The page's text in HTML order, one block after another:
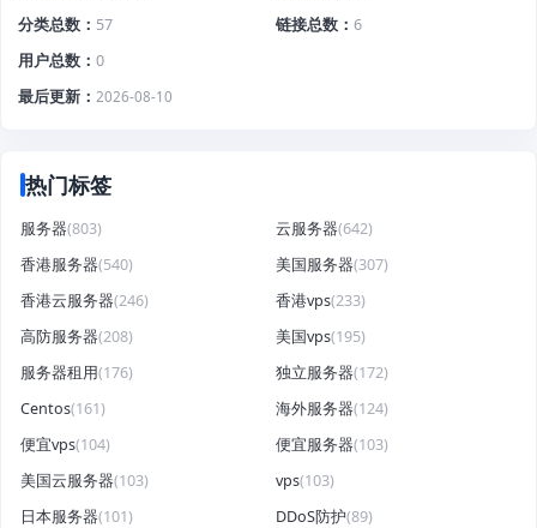
分类总数
57 链接总数
6
用户总数
0
最后更新
2026-08-10
热门标签
服务器(803) 云服务器(642)
香港服务器(540) 美国服务器(307)
香港云服务器(246) 香港vps(233)
高防服务器(208) 美国vps(195)
服务器租用(176) 独立服务器(172)
Centos(161) 海外服务器(124)
便宜vps(104) 便宜服务器(103)
美国云服务器(103) vps(103)
日本服务器(101) DDoS防护(89)